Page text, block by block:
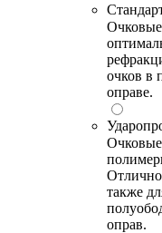
очков в
оправе.
Отлично
также
оправ.